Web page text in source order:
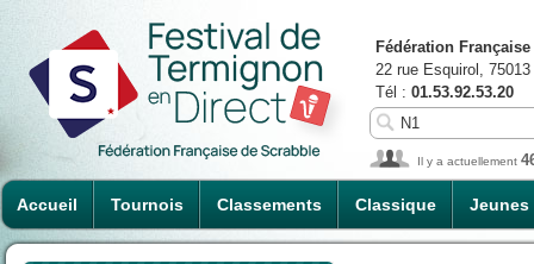
Accueil Tournois Classements Classique Jeunes
Fédération
22 rue Esquirol,
Tél : 01.53.92.53.20
Il y a actuellement